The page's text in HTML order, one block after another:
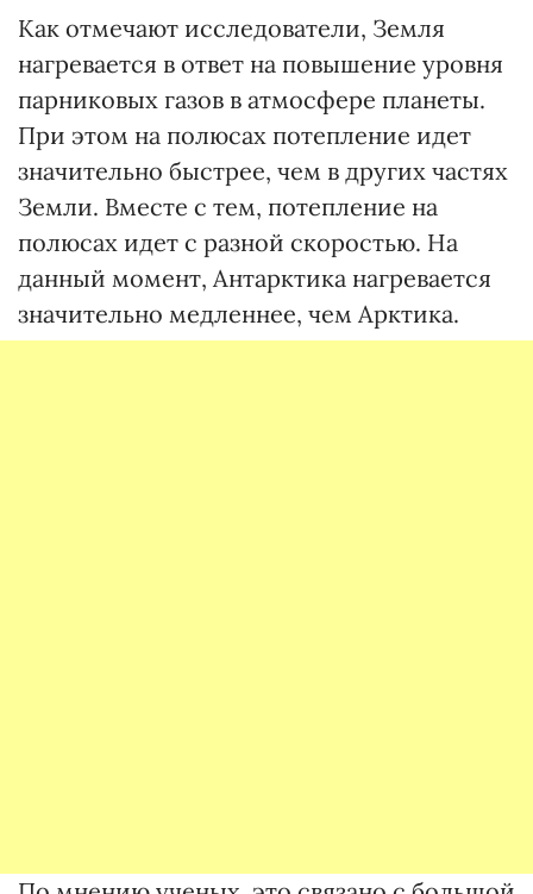
Как отмечают исследователи, Земля
нагревается в ответ на повышение уровня
парниковых газов в атмосфере планеты.
При этом на полюсах потепление идет
значительно быстрее, чем в других частях
Земли. Вместе с тем, потепление на
полюсах идет с разной скоростью. На
данный момент, Антарктика нагревается
значительно медленнее, чем Арктика.